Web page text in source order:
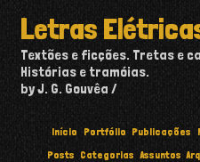
Letras
Textões e ficções. Tretas e
Histórias e tramóias.
by J. G. Gouvêa
Início Portfólio Publicações
Posts Categorias Assuntos